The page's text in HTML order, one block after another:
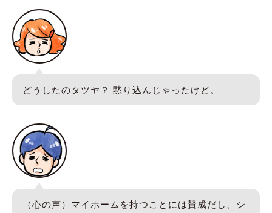
どうしたのタツヤ？ 黙り込んじゃったけど。
（心の声）マイホームを持つことには賛成だし、シ